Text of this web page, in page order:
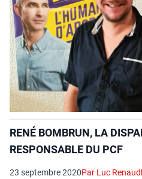
RENÉ BOMBRUN, LA
RESPONSABLE DU PCF
23 septembre 2020Par Luc Renaud